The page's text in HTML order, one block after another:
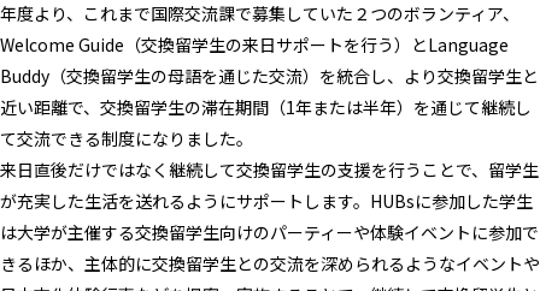
年度より、これまで国際交流課で募集していた２つのボランティア、
Welcome Guide（交換留学生の来日サポートを行う）とLanguage
Buddy（交換留学生の母語を通じた交流）を統合し、より交換留学生と
近い距離で、交換留学生の滞在期間（1年または半年）を通じて継続し
て交流できる制度になりました。
来日直後だけではなく継続して交換留学生の支援を行うことで、留学生
が充実した生活を送れるようにサポートします。HUBsに参加した学生
は大学が主催する交換留学生向けのパーティーや体験イベントに参加で
きるほか、主体的に交換留学生との交流を深められるようなイベントや